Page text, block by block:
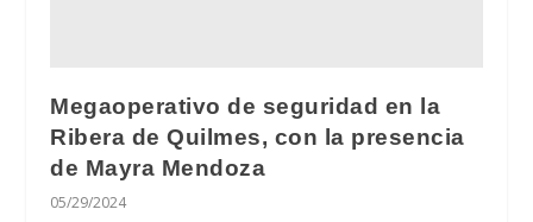
Megaoperativo de seguridad en la
Ribera de Quilmes, con la presencia
de Mayra Mendoza
05/29/2024